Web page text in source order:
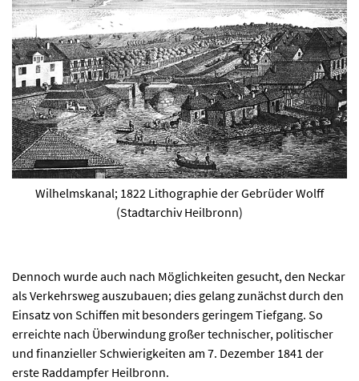
Wilhelmskanal; 1822 Lithographie der Gebrüder Wolff
(Stadtarchiv Heilbronn)
Dennoch wurde auch nach Möglichkeiten gesucht, den Neckar
als Verkehrsweg auszubauen; dies gelang zunächst durch den
Einsatz von Schiffen mit besonders geringem Tiefgang. So
erreichte nach Überwindung großer technischer, politischer
und finanzieller Schwierigkeiten am 7. Dezember 1841 der
erste Raddampfer Heilbronn.